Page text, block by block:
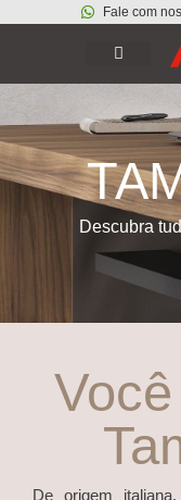
Fale com
Descubra
De origem